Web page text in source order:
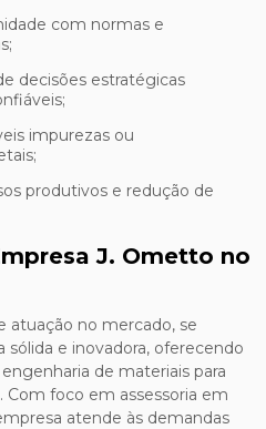
J. Ometto no
atuação no mercado, se
e inovadora, oferecendo
de materiais para
Com foco em assessoria em
atende às demandas